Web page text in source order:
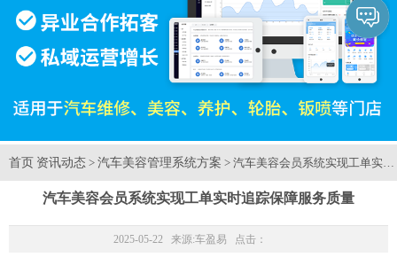
首页 资讯动态 > 汽车美容管理系统方案 > 汽车美容会员系统实现工单实
汽车美容会员系统实现工单实时追踪保障服务质量
2025-05-22 来源:车盈易 点击：